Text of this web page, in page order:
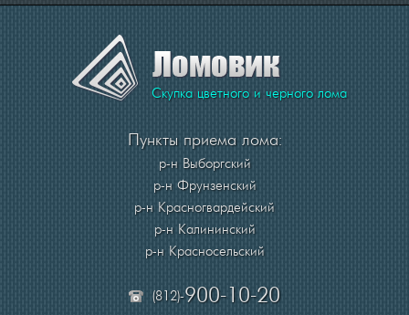
Скупка цветного и черного лома
Пункты приема лома:
р-н Выборгский
р-н Фрунзенский
р-н Красногвардейский
р-н Калининский
р-н Красносельский
(812)-900-10-20